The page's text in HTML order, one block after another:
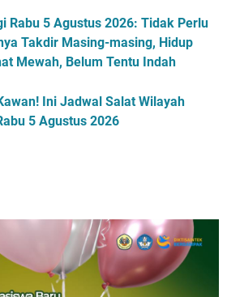
Rabu 5 Agustus 2026: Tidak Perlu
Takdir Masing-masing, Hidup
Mewah, Belum Tentu Indah
Ini Jadwal Salat Wilayah
5 Agustus 2026